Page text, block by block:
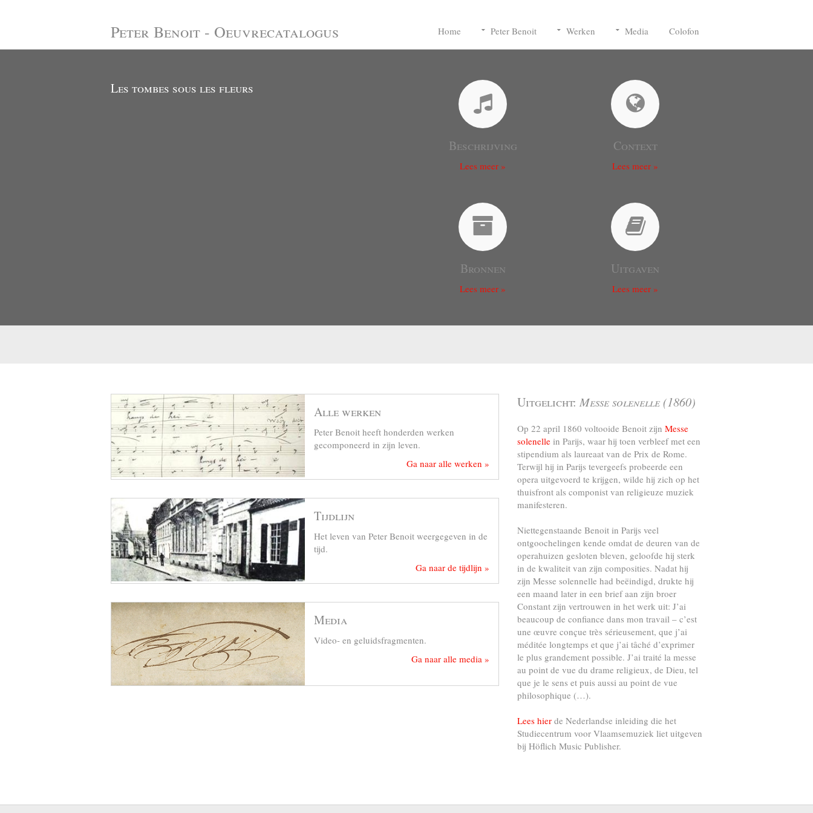
Peter Benoit - Oeuvrecatalogus Home Peter Benoit Werken Media Colofon
Les tombes sous les fleurs
Beschrijving
Lees meer »
Bronnen
Lees meer »
Context
Lees meer »
Uitgaven
Lees meer »
Alle werken
Peter Benoit heeft honderden werken
gecomponeerd in zijn leven.
Ga naar alle werken »
Tijdlijn
Het leven van Peter Benoit weergegeven in de
tijd.
Ga naar de tijdlijn »
Media
Video- en geluidsfragmenten.
Ga naar alle media »
Uitgelicht: Messe solenelle (1860)
Op 22 april 1860 voltooide Benoit zijn Messe
solenelle in Parijs, waar hij toen verbleef met een
stipendium als laureaat van de Prix de Rome.
Terwijl hij in Parijs tevergeefs probeerde een
opera uitgevoerd te krijgen, wilde hij zich op het
thuisfront als componist van religieuze muziek
manifesteren.
Niettegenstaande Benoit in Parijs veel
ontgoochelingen kende omdat de deuren van de
operahuizen gesloten bleven, geloofde hij sterk
in de kwaliteit van zijn composities. Nadat hij
zijn Messe solennelle had beëindigd, drukte hij
een maand later in een brief aan zijn broer
Constant zijn vertrouwen in het werk uit: J’ai
beaucoup de confiance dans mon travail – c’est
une œuvre conçue très sérieusement, que j’ai
méditée longtemps et que j’ai tâché d’exprimer
le plus grandement possible. J’ai traité la messe
au point de vue du drame religieux, de Dieu, tel
que je le sens et puis aussi au point de vue
philosophique (…).
Lees hier de Nederlandse inleiding die het
Studiecentrum voor Vlaamsemuziek liet uitgeven
bij Höflich Music Publisher.